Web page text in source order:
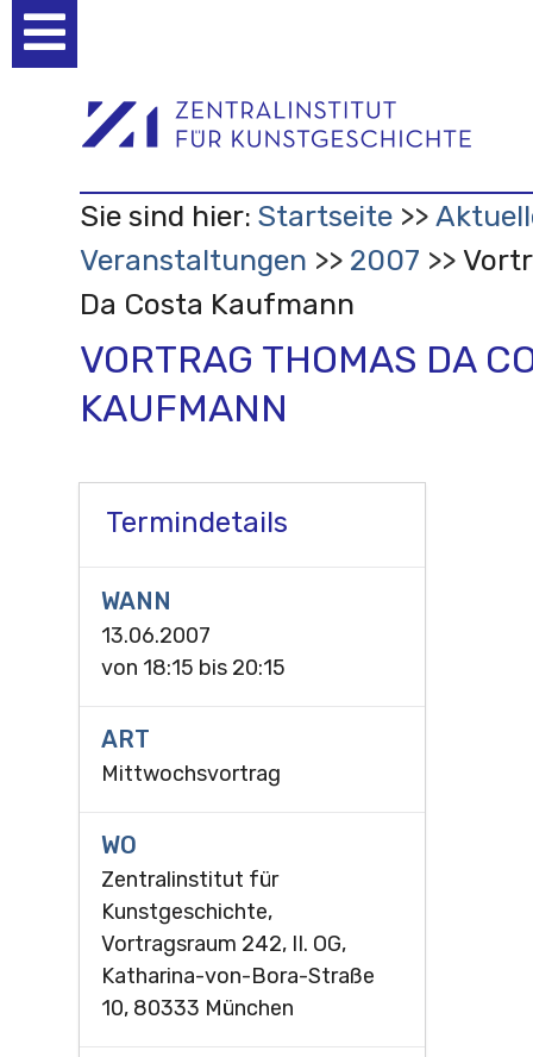
Werkzeuge
Sie sind hier: Startseite
Veranstaltungen
2007
Da Costa Kaufmann
VORTRAG THOMAS DA
KAUFMANN
Termindetails
WANN
13.06.2007
von 18:15 bis 20:15
ART
Mittwochsvortrag
WO
Zentralinstitut für
Kunstgeschichte,
Vortragsraum 242, II. OG,
Katharina-von-Bora-Straße
10, 80333 München